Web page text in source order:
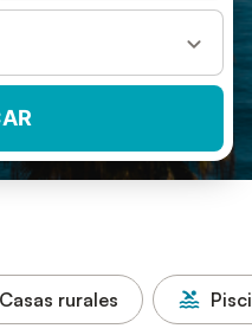
Casas rurales